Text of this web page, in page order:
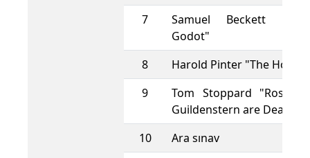
7
Samuel Beckett
Godot"
8
Harold Pinter "The
9
Tom Stoppard
Guildenstern are Dead"
10
Ara sınav